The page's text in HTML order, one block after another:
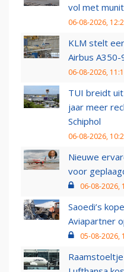
vol met
06-08-2026,
KLM stelt
Airbus
06-08-2026,
TUI breidt uit
jaar meer
Schiphol
06-08-2026,
Nieuwe
voor
06-08-2026,
Saoedi’s
Aviapartner
05-08-2026,